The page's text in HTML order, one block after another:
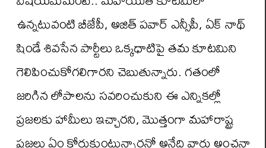
ఉన్నటువంటి బీజేపీ, అజిత్ పవార్ ఎన్సీపీ, ఏక్ నాథ్
షిండే శివసేన పార్టీలు ఒక్కధాటిపై తమ కూటమిని
గెలిపించుకోగలిగారని చెబుతున్నారు. గతంలో
జరిగిన లోపాలను సవరించుకుని ఈ ఎన్నికల్లో
ప్రజలకు హామీలు ఇచ్చారని, మొత్తంగా మహారాష్ట్ర
ప్రజలు ఏం కోరుకుంటున్నారనో అనేది వారు అంచనా